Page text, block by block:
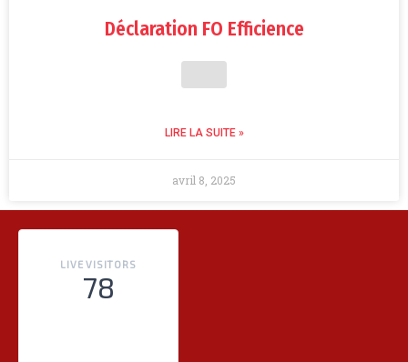
Déclaration FO Efficience
LIRE LA SUITE »
avril 8, 2025
LIVE VISITORS
78